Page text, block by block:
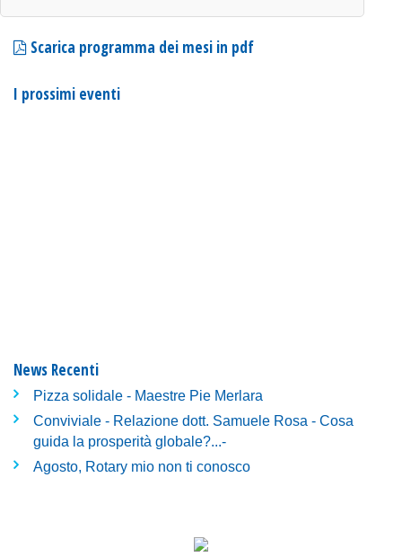
Scarica programma dei mesi in pdf
I prossimi eventi
News Recenti
Pizza solidale - Maestre Pie Merlara
Conviviale - Relazione dott. Samuele Rosa - Cosa
guida la prosperità globale?...-
Agosto, Rotary mio non ti conosco